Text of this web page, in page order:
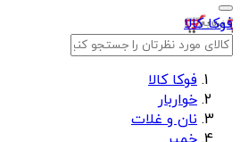
فوکا کالا
فوکا کالا
خواربار
نان و غلات